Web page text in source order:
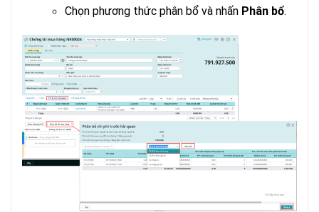
Chọn phương thức phân bổ và nhấn Phân bổ.